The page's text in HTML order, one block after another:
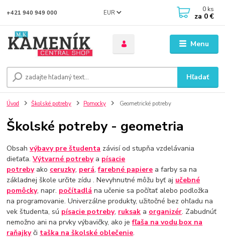
Menu
EUR
Hľadať
+421 940 949 000 0 ks
za 0 €
Úvod Školské potreby Pomocky Geometrické potreby
Školské potreby - geometria
Obsahvýbavy pre študenta závisí od stupňa vzdelávania
dieťaťa.Výtvarné potrebya písacie
potrebyako ceruzky, perá,farebné papiere a farby sa na
základnej škole určite zídu . Nevyhnutné môžu byť aj učebné
pomôcky, napr. počítadlá na učenie sa počítať alebo podložka
na programovanie. Univerzálne produkty, užitočné bez ohľadu na
vek študenta, sú písacie potreby, ruksak a organizér. Zabudnúť
nemožno ani na prvky výbavičky, ako jefľaša na vodu,box na
raňajkyči taška na školské oblečenie.